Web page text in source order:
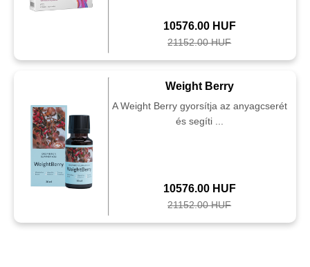
10576.00 HUF
21152.00 HUF
Weight Berry
A Weight Berry gyorsítja az anyagcserét
és segíti ...
10576.00 HUF
21152.00 HUF